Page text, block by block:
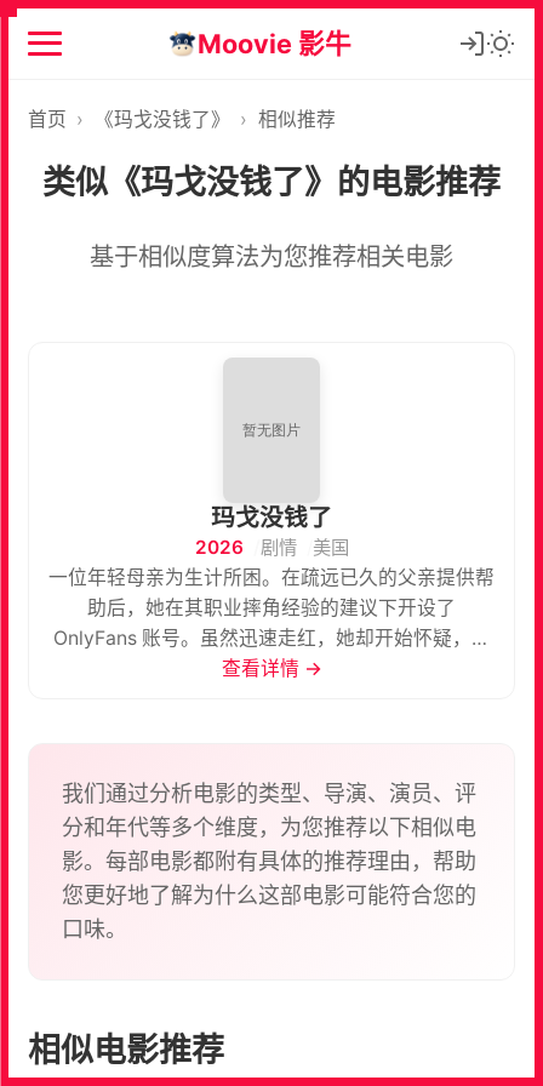
Moovie 影牛
首页 › 《玛戈没钱了》 › 相似推荐
类似《玛戈没钱了》的电影推荐
基于相似度算法为您推荐相关电影
玛戈没钱了
2026 剧情
美国
一位年轻母亲为生计所困。在疏远已久的父亲提供帮
助后，她在其职业摔角经验的建议下开设了
OnlyFans 账号。虽然迅速走红，她却开始怀疑，网
络名气是否代价过高。 该剧改编自鲁菲·索普的同名小
查看详情 →
我们通过分析电影的类型、导演、演员、评
分和年代等多个维度，为您推荐以下相似电
影。每部电影都附有具体的推荐理由，帮助
您更好地了解为什么这部电影可能符合您的
口味。
相似电影推荐